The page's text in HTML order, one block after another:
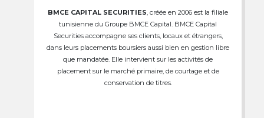
BMCE CAPITAL SECURITIES , créée en 2006 est la filiale
tunisienne du Groupe BMCE Capital. BMCE Capital
Securities accompagne ses clients, locaux et étrangers,
dans leurs placements boursiers aussi bien en gestion libre
que mandatée. Elle intervient sur les activités de
placement sur le marché primaire, de courtage et de
conservation de titres.